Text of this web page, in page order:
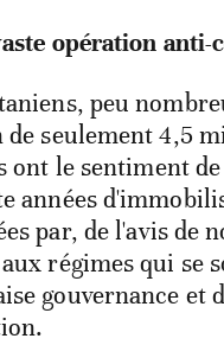
opération
peu
de seulement 4,5
ont le sentiment
années
par, de l'avis de
régimes qui se
gouvernance et